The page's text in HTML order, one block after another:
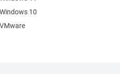
Windows 10
VMware